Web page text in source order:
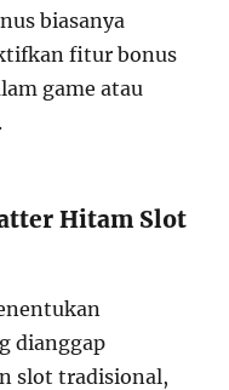
biasanya
fitur bonus
game atau
Hitam Slot
dianggap
slot tradisional,